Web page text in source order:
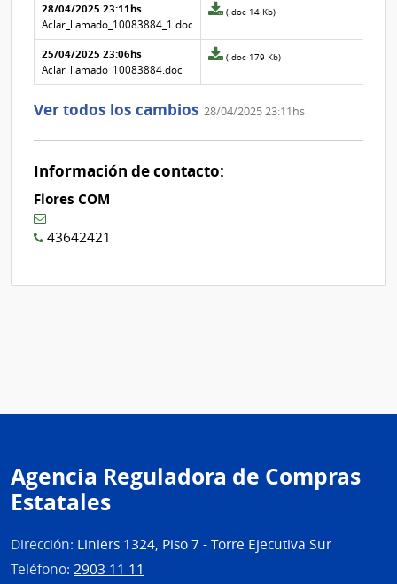
Fecha y
texto de
la
aclaración
Archivo
de la
aclaración
28/04/2025 23:11hs
Aclar_llamado_10083884_1.doc
Archivo
de
la
Nº
(.doc 14 Kb)
25/04/2025 23:06hs
Aclar_llamado_10083884.doc
Archivo
de
aclaración
0
(.doc 179 Kb)
Ver todos los cambios 28/04/2025 23:11hs
Información de contacto:
Flores COM
43642421
Agencia Reguladora de Compras
Estatales
Dirección: Liniers 1324, Piso 7 - Torre Ejecutiva Sur
Teléfono: 2903 11 11